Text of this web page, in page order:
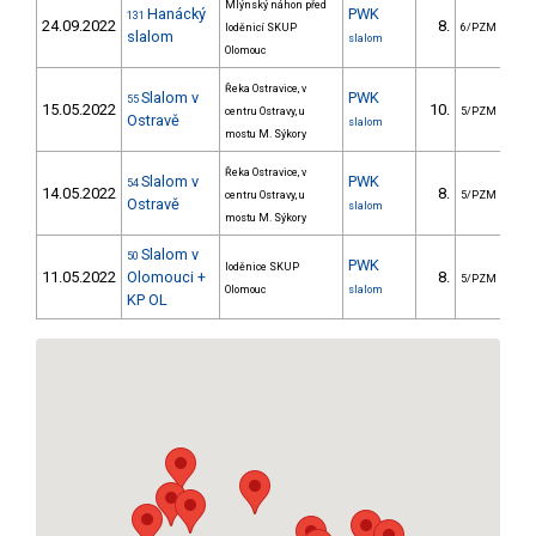
24.09.2022
131 Hanácký
slalom
Mlýnský náhon před
loděnicí SKUP
Olomouc
PWK
slalom
8. 6/PZM
15.05.2022
55 Slalom v
Ostravě
Řeka Ostravice, v
centru Ostravy, u
mostu M. Sýkory
PWK
slalom
10. 5/PZM
14.05.2022
54 Slalom v
Ostravě
Řeka Ostravice, v
centru Ostravy, u
mostu M. Sýkory
PWK
slalom
8. 5/PZM
11.05.2022
50 Slalom v
Olomouci +
KP OL
loděnice SKUP
Olomouc
PWK
slalom
8. 5/PZM